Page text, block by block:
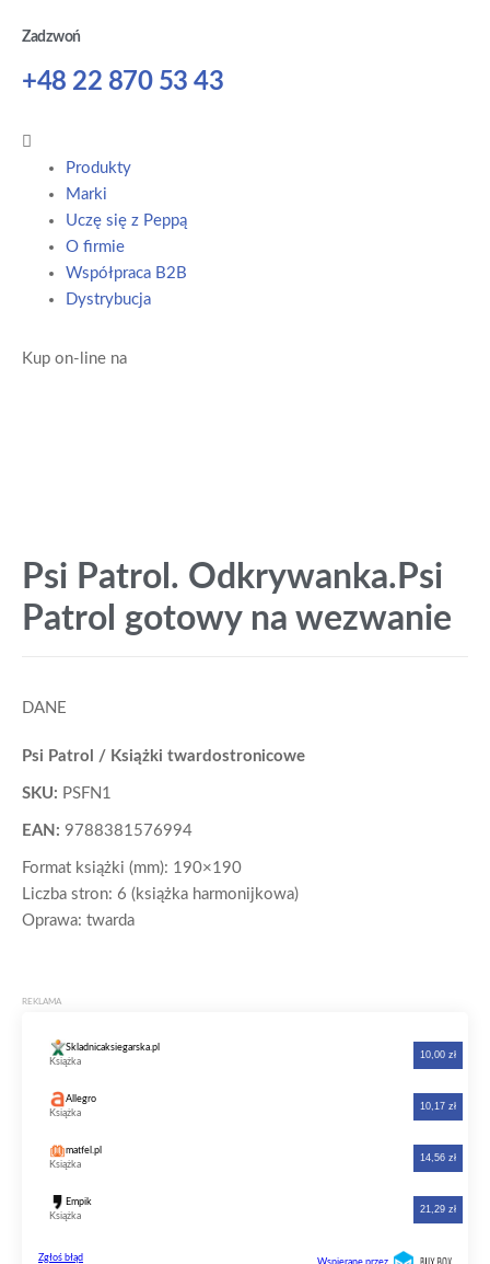
Zadzwoń
+48 22 870 53 43
Produkty
Marki
Uczę się z Peppą
O firmie
Współpraca B2B
Dystrybucja
Kup on-line na
Psi Patrol. Odkrywanka.Psi
Patrol gotowy na wezwanie
DANE
Psi Patrol / Książki twardostronicowe
SKU: PSFN1
EAN: 9788381576994
Format książki (mm): 190×190
Liczba stron: 6 (książka harmonijkowa)
Oprawa: twarda